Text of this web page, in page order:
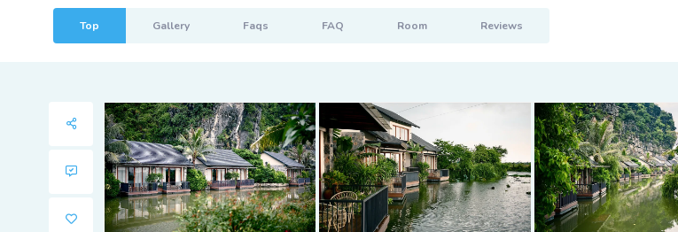
Top Gallery Faqs FAQ Room Reviews